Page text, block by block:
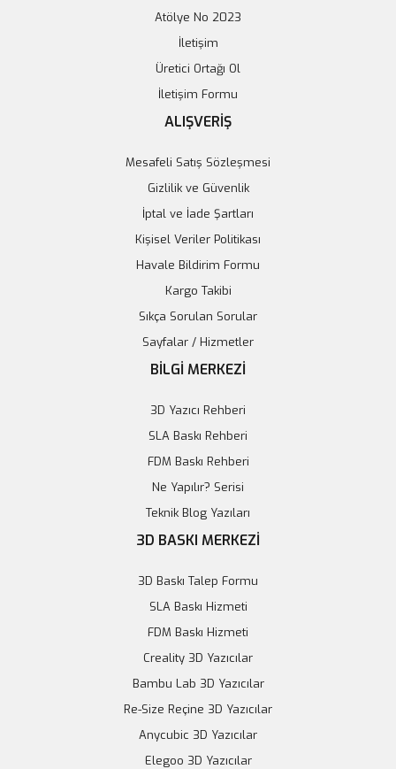
SD16 6 Pin 16mm Su Geçirmez Konnektör Takımı - Panel Tipi
245,66 TL
Sepete Ekle
12V 1 Kanal LDR Işık Sensörü Kontrollü Röle Kartı
114,26 TL
Atölye No 2023
İletişim
Üretici Ortağı Ol
İletişim Formu
ALIŞVERİŞ
Mesafeli Satış Sözleşmesi
Gizlilik ve Güvenlik
İptal ve İade Şartları
Kişisel Veriler Politikası
Havale Bildirim Formu
Kargo Takibi
Sıkça Sorulan Sorular
Sayfalar / Hizmetler
BİLGİ MERKEZİ
3D Yazıcı Rehberi
SLA Baskı Rehberi
FDM Baskı Rehberi
Ne Yapılır? Serisi
Teknik Blog Yazıları
3D BASKI MERKEZİ
3D Baskı Talep Formu
SLA Baskı Hizmeti
FDM Baskı Hizmeti
Creality 3D Yazıcılar
Bambu Lab 3D Yazıcılar
Re-Size Reçine 3D Yazıcılar
Anycubic 3D Yazıcılar
Elegoo 3D Yazıcılar